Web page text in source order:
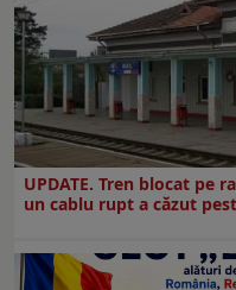
UPDATE. Tren blocat pe
un cablu rupt a căzut